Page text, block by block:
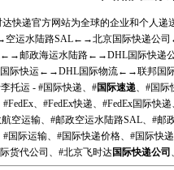
快递官方网站为全球的企业和个人递
空运水陆路SAL←→北京国际快递公司
←→邮政海运水陆路←→DHL国际快递
国际快运←→DHL国际物流←→联邦国
托运 - #国际快递、#国际速递、#国际
、#FedEx快递、#FedEx国际快
空运输、#邮政空运水陆路SAL、#
国际运输、#国际快递价格、#国际快
货代公司、#北京飞时达国际快递公司